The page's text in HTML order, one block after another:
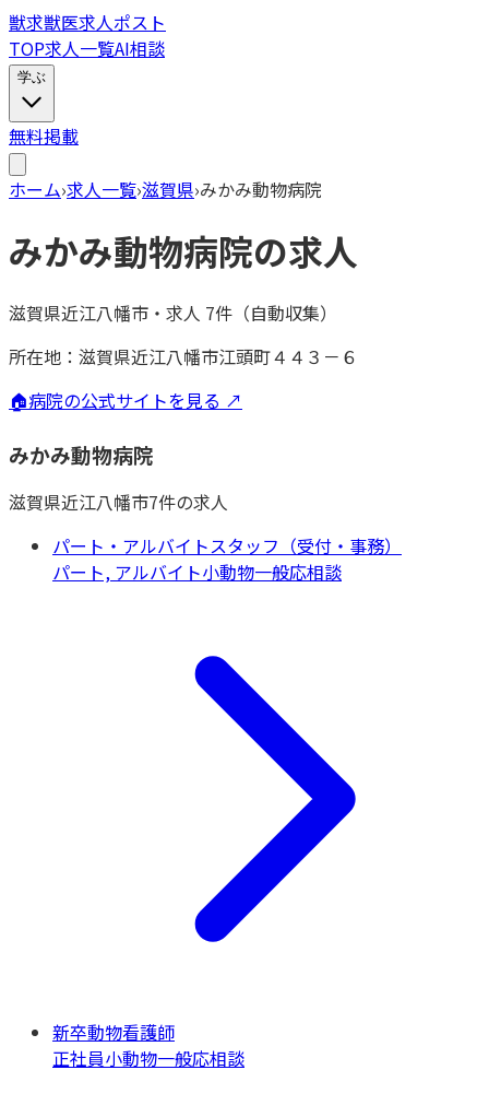
獣求獣医求人ポスト
TOP求人一覧AI相談
学ぶ
無料掲載
ホーム›求人一覧›滋賀県›みかみ動物病院
みかみ動物病院の求人
滋賀県近江八幡市 ・ 求人 7件（自動収集）
所在地： 滋賀県近江八幡市江頭町４４３－６
🏠病院の公式サイトを見る ↗
みかみ動物病院
滋賀県近江八幡市7件の求人
パート・アルバイトスタッフ（受付・事務）
パート, アルバイト小動物一般応相談
新卒動物看護師
正社員小動物一般応相談